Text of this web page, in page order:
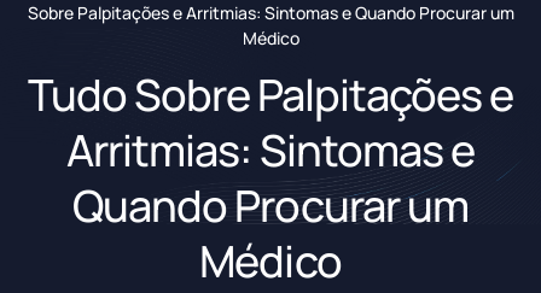
Sobre Palpitações e Arritmias: Sintomas e Quando Procurar um
Médico
Tudo Sobre Palpitações e
Arritmias: Sintomas e
Quando Procurar um
Médico